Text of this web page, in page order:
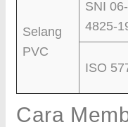
Selang
PVC
SNI 06-
4825-
ISO
Cara